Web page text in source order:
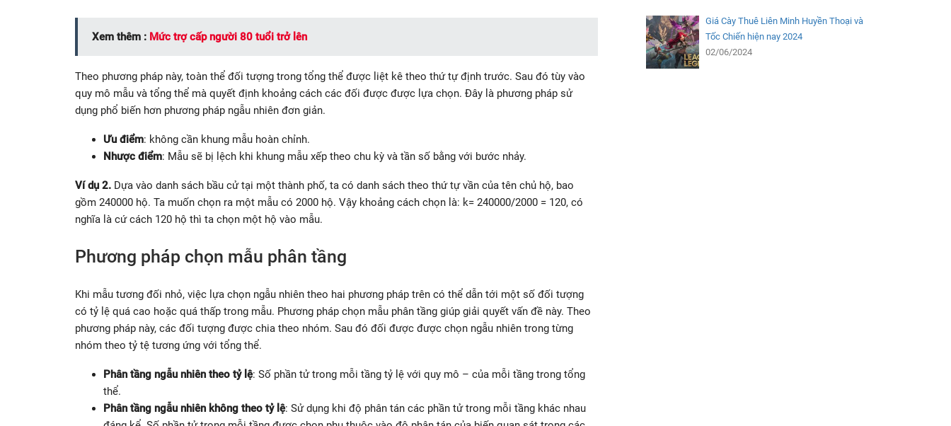
Xem thêm : Mức trợ cấp người 80 tuổi trở lên
Theo phương pháp này, toàn thể đối tượng trong tổng thể được liệt kê theo thứ tự định trước. Sau đó tùy vào
quy mô mẫu và tổng thể mà quyết định khoảng cách các đối được được lựa chọn. Đây là phương pháp sử
dụng phổ biến hơn phương pháp ngẫu nhiên đơn giản.
Ưu điểm: không cần khung mẫu hoàn chỉnh.
Nhược điểm: Mẫu sẽ bị lệch khi khung mẫu xếp theo chu kỳ và tần số bằng với bước nhảy.
Ví dụ 2. Dựa vào danh sách bầu cử tại một thành phố, ta có danh sách theo thứ tự vần của tên chủ hộ, bao
gồm 240000 hộ. Ta muốn chọn ra một mẫu có 2000 hộ. Vậy khoảng cách chọn là: k= 240000/2000 = 120, có
nghĩa là cứ cách 120 hộ thì ta chọn một hộ vào mẫu.
Phương pháp chọn mẫu phân tầng
Khi mẫu tương đối nhỏ, việc lựa chọn ngẫu nhiên theo hai phương pháp trên có thể dẫn tới một số đối tượng
có tỷ lệ quá cao hoặc quá thấp trong mẫu. Phương pháp chọn mẫu phân tầng giúp giải quyết vấn đề này. Theo
phương pháp này, các đối tượng được chia theo nhóm. Sau đó đối được được chọn ngẫu nhiên trong từng
nhóm theo tỷ tệ tương ứng với tổng thể.
Phân tầng ngẫu nhiên theo tỷ lệ: Số phần tử trong mỗi tầng tỷ lệ với quy mô – của mỗi tầng trong tổng
thể.
Phân tầng ngẫu nhiên không theo tỷ lệ: Sử dụng khi độ phân tán các phần tử trong mỗi tầng khác nhau
Giá Cày Thuê Liên Minh Huyền Thoại và
Tốc Chiến hiện nay 2024
02/06/2024